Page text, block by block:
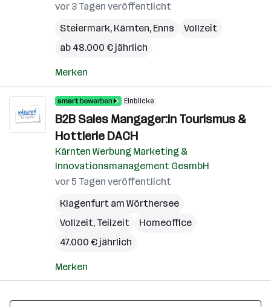
vor 3 Tagen veröffentlicht
Steiermark, Kärnten, Enns
Vollzeit
ab 48.000 € jährlich
Merken
Einblicke
B2B Sales Mangager:in Tourismus &
Hottlerie DACH
Kärnten Werbung Marketing &
Innovationsmanagement GesmbH
vor 5 Tagen veröffentlicht
Klagenfurt am Wörthersee
Vollzeit, Teilzeit
Homeoffice
47.000 € jährlich
Merken